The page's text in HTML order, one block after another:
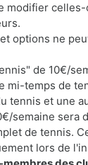
modifier
options ne
de 10€/
mi-temps de
tennis et une
semaine sera
de tennis.
lors de